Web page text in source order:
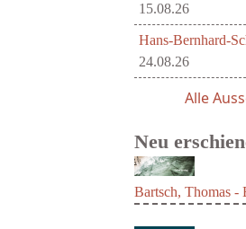
15.08.26
Hans-Bernhard-
24.08.26
Alle
Neu